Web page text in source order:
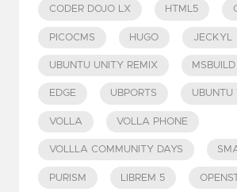
CODER DOJO LX HTML5
PICOCMS HUGO JECKYL
UBUNTU UNITY REMIX MSBUILD
EDGE UBPORTS UBUNTU
VOLLA VOLLA PHONE
VOLLLA COMMUNITY DAYS
PURISM LIBREM 5